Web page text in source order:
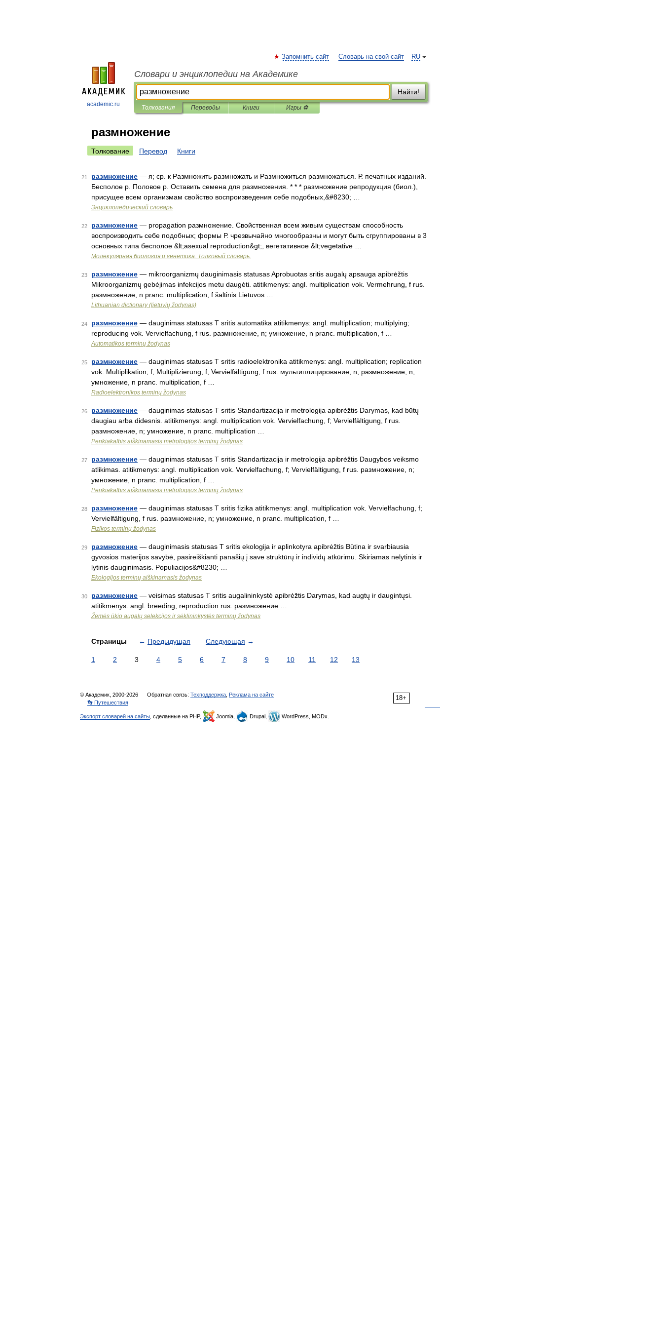
academic.ru
RU
Запомнить сайт Словарь на свой сайт
Словари и энциклопедии на Академике
Найти!
Толкования Переводы Книги Игры ⚽
размножение
Толкование Перевод Книги
21 размножение — я; ср. к Размножить размножать и Размножиться размножаться. Р. печатных изданий.
Бесполое р. Половое р. Оставить семена для размножения. * * * размножение репродукция (биол.),
присущее всем организмам свойство воспроизведения себе подобных,&#8230; …
Энциклопедический словарь
22 размножение — propagation размножение. Cвойственная всем живым существам способность
воспроизводить себе подобных; формы Р. чрезвычайно многообразны и могут быть сгруппированы в 3
основных типа бесполое &lt;asexual reproduction&gt;, вегетативное &lt;vegetative …
Молекулярная биология и генетика. Толковый словарь.
23 размножение — mikroorganizmų dauginimasis statusas Aprobuotas sritis augalų apsauga apibrėžtis
Mikroorganizmų gebėjimas infekcijos metu daugėti. atitikmenys: angl. multiplication vok. Vermehrung, f rus.
размножение, n pranc. multiplication, f šaltinis Lietuvos …
Lithuanian dictionary (lietuvių žodynas)
24 размножение — dauginimas statusas T sritis automatika atitikmenys: angl. multiplication; multiplying;
reproducing vok. Vervielfachung, f rus. размножение, n; умножение, n pranc. multiplication, f …
Automatikos terminų žodynas
25 размножение — dauginimas statusas T sritis radioelektronika atitikmenys: angl. multiplication; replication
vok. Multiplikation, f; Multiplizierung, f; Vervielfältigung, f rus. мультиплицирование, n; размножение, n;
умножение, n pranc. multiplication, f …
Radioelektronikos terminų žodynas
26 размножение — dauginimas statusas T sritis Standartizacija ir metrologija apibrėžtis Darymas, kad būtų
daugiau arba didesnis. atitikmenys: angl. multiplication vok. Vervielfachung, f; Vervielfältigung, f rus.
размножение, n; умножение, n pranc. multiplication …
Penkiakalbis aiškinamasis metrologijos terminų žodynas
27 размножение — dauginimas statusas T sritis Standartizacija ir metrologija apibrėžtis Daugybos veiksmo
atlikimas. atitikmenys: angl. multiplication vok. Vervielfachung, f; Vervielfältigung, f rus. размножение, n;
умножение, n pranc. multiplication, f …
Penkiakalbis aiškinamasis metrologijos terminų žodynas
28 размножение — dauginimas statusas T sritis fizika atitikmenys: angl. multiplication vok. Vervielfachung, f;
Vervielfältigung, f rus. размножение, n; умножение, n pranc. multiplication, f …
Fizikos terminų žodynas
29 размножение — dauginimasis statusas T sritis ekologija ir aplinkotyra apibrėžtis Būtina ir svarbiausia
gyvosios materijos savybė, pasireiškianti panašių į save struktūrų ir individų atkūrimu. Skiriamas nelytinis ir
lytinis dauginimasis. Populiacijos&#8230; …
Ekologijos terminų aiškinamasis žodynas
30 размножение — veisimas statusas T sritis augalininkystė apibrėžtis Darymas, kad augtų ir daugintųsi.
atitikmenys: angl. breeding; reproduction rus. размножение …
Žemės ūkio augalų selekcijos ir sėklininkystės terminų žodynas
Страницы ← Предыдущая Следующая →
1 2 3 4 5 6 7 8 9 10 11 12 13
18+
© Академик, 2000-2026 Обратная связь: Техподдержка Реклама на сайте
👣 Путешествия
Экспорт словарей на сайты , сделанные на PHP, Joomla, Drupal, WordPress, MODx.